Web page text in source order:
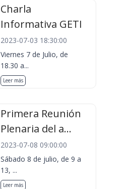
Charla
Informativa GETI
2023-07-03 18:30:00
Viernes 7 de Julio, de
18.30 a...
Leer más
Primera Reunión
Plenaria del a...
2023-07-08 09:00:00
Sábado 8 de julio, de 9 a
13, ...
Leer más